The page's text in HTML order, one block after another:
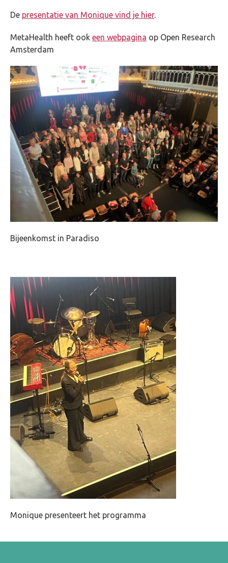
De presentatie van Monique vind je hier.
MetaHealth heeft ook een webpagina op Open Research
Amsterdam
Bijeenkomst in Paradiso
Monique presenteert het programma